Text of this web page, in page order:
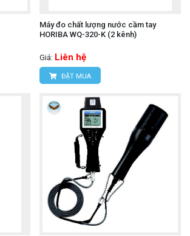
Máy đo chất lượng nước cầm tay
HORIBA WQ-320-K (2 kênh)
Giá: Liên hệ
ĐẶT MUA